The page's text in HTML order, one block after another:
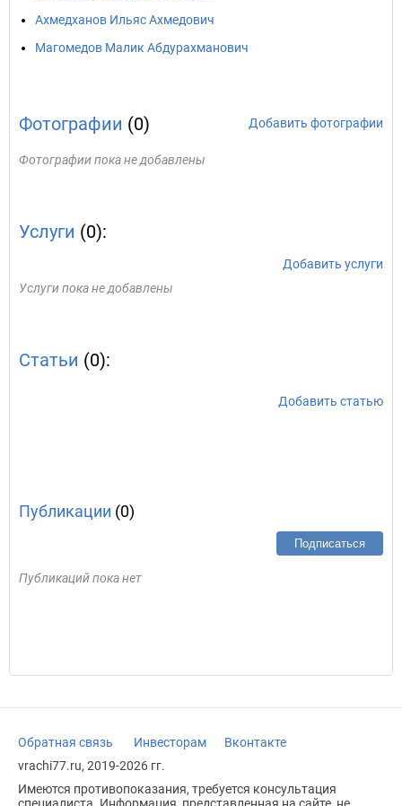
Ахмедханов Ильяс Ахмедович
Магомедов Малик Абдурахманович
Фотографии (0) Добавить фотографии
Фотографии пока не добавлены
Услуги (0):
Добавить услуги
Услуги пока не добавлены
Статьи (0):
Добавить статью
Публикации (0)
Подписаться
Публикаций пока нет
Обратная связь Инвесторам
Вконтакте
vrachi77.ru, 2019-2026 гг.
Имеются противопоказания, требуется консультация